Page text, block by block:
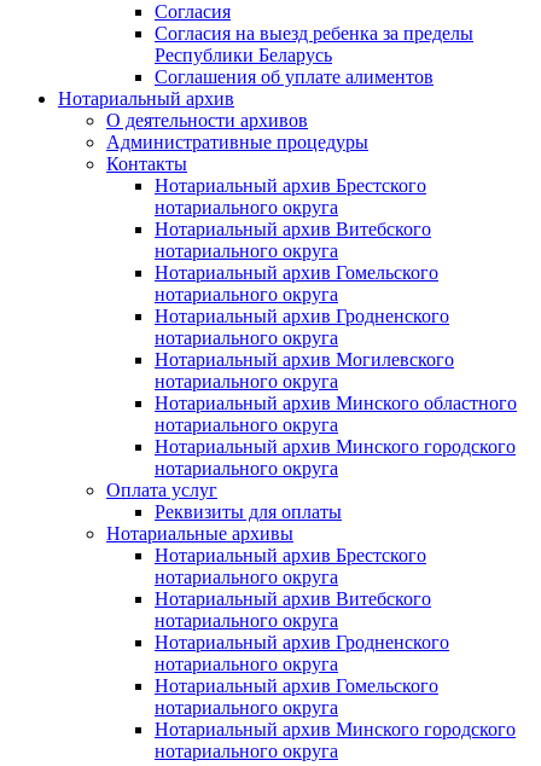
Согласия
Согласия на выезд ребенка за пределы
Республики Беларусь
Соглашения об уплате алиментов
Нотариальный архив
О деятельности архивов
Административные процедуры
Контакты
Нотариальный архив Брестского
нотариального округа
Нотариальный архив Витебского
нотариального округа
Нотариальный архив Гомельского
нотариального округа
Нотариальный архив Гродненского
нотариального округа
Нотариальный архив Могилевского
нотариального округа
Нотариальный архив Минского областного
нотариального округа
Нотариальный архив Минского городского
нотариального округа
Оплата услуг
Реквизиты для оплаты
Нотариальные архивы
Нотариальный архив Брестского
нотариального округа
Нотариальный архив Витебского
нотариального округа
Нотариальный архив Гродненского
нотариального округа
Нотариальный архив Гомельского
нотариального округа
Нотариальный архив Минского городского
нотариального округа